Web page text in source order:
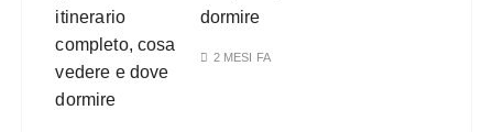
dormire
2 MESI FA